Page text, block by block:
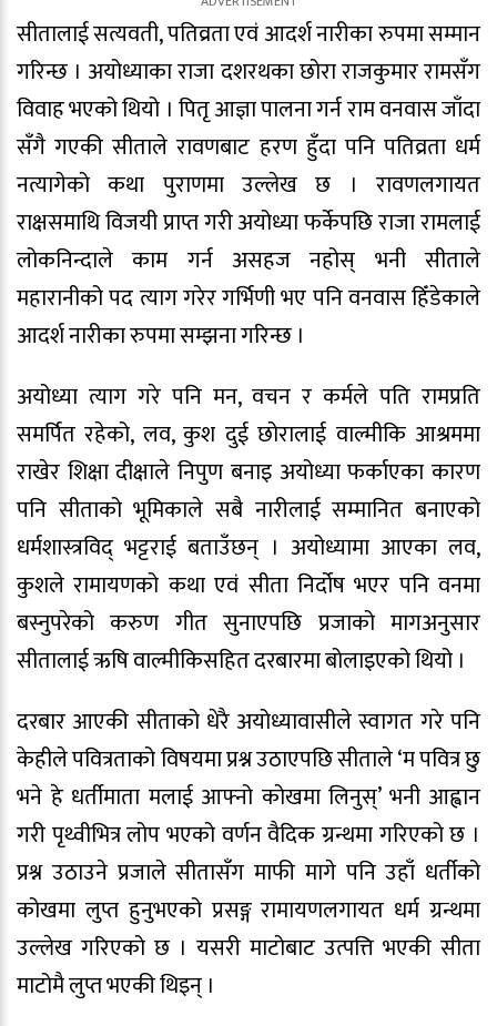
सीतालाई सत्यवती, पतिव्रता एवं आदर्श नारीका रुपमा सम्मान
गरिन्छ । अयोध्याका राजा दशरथका छोरा राजकुमार रामसँग
विवाह भएको थियो । पितृ आज्ञा पालना गर्न राम वनवास जाँदा
सँगै गएकी सीताले रावणबाट हरण हुँदा पनि पतिव्रता धर्म
नत्यागेको कथा पुराणमा उल्लेख छ । रावणलगायत
राक्षसमाथि विजयी प्राप्त गरी अयोध्या फर्केपछि राजा रामलाई
लोकनिन्दाले काम गर्न असहज नहोस् भनी सीताले
महारानीको पद त्याग गरेर गर्भिणी भए पनि वनवास हिँडेकाले
आदर्श नारीका रुपमा सम्झना गरिन्छ ।
अयोध्या त्याग गरे पनि मन, वचन र कर्मले पति रामप्रति
समर्पित रहेको, लव, कुश दुई छोरालाई वाल्मीकि आश्रममा
राखेर शिक्षा दीक्षाले निपुण बनाइ अयोध्या फर्काएका कारण
पनि सीताको भूमिकाले सबै नारीलाई सम्मानित बनाएको
धर्मशास्त्रविद् भट्टराई बताउँछन् । अयोध्यामा आएका लव,
कुशले रामायणको कथा एवं सीता निर्दोष भएर पनि वनमा
बस्नुपरेको करुण गीत सुनाएपछि प्रजाको मागअनुसार
सीतालाई ऋषि वाल्मीकिसहित दरबारमा बोलाइएको थियो ।
दरबार आएकी सीताको धेरै अयोध्यावासीले स्वागत गरे पनि
केहीले पवित्रताको विषयमा प्रश्न उठाएपछि सीताले ‘म पवित्र छु
भने हे धर्तीमाता मलाई आफ्नो कोखमा लिनुस्’ भनी आह्वान
गरी पृथ्वीभित्र लोप भएको वर्णन वैदिक ग्रन्थमा गरिएको छ ।
प्रश्न उठाउने प्रजाले सीतासँग माफी मागे पनि उहाँ धर्तीको
कोखमा लुप्त हुनुभएको प्रसङ्ग रामायणलगायत धर्म ग्रन्थमा
उल्लेख गरिएको छ । यसरी माटोबाट उत्पत्ति भएकी सीता
माटोमै लुप्त भएकी थिइन् ।